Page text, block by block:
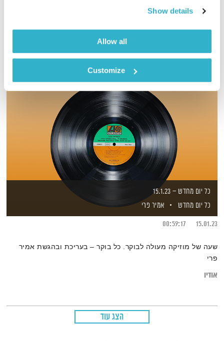
Show details
Allow all
Customize
ושפות – גרוב עולמי עם אליענה בן-דוד, מהאולפן הביתי בברלין.
אודיו
כל יום מחדש – 15.1.23
כל יום מחדש
אמיר פרי
15.01.23
00:59:17
שעה של מוזיקה מעולה לבוקר. כל בוקר – בעריכת ובהגשת אמיר
פרי
אודיו
הצג עוד